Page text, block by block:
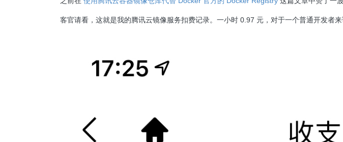
客官请看，这就是我的腾讯云镜像服务扣费记录。一小时 0.97 元，对于一个普通开发者来